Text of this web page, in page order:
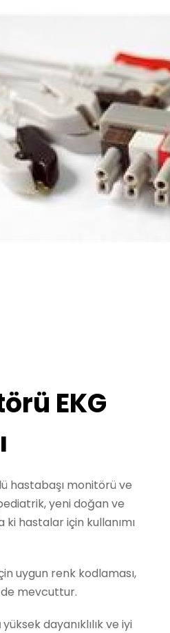
EKG
hastabaşı monitörü ve
yeni doğan ve
hastalar için kullanımı
uygun renk kodlaması,
mevcuttur.
yüksek dayanıklılık ve iyi